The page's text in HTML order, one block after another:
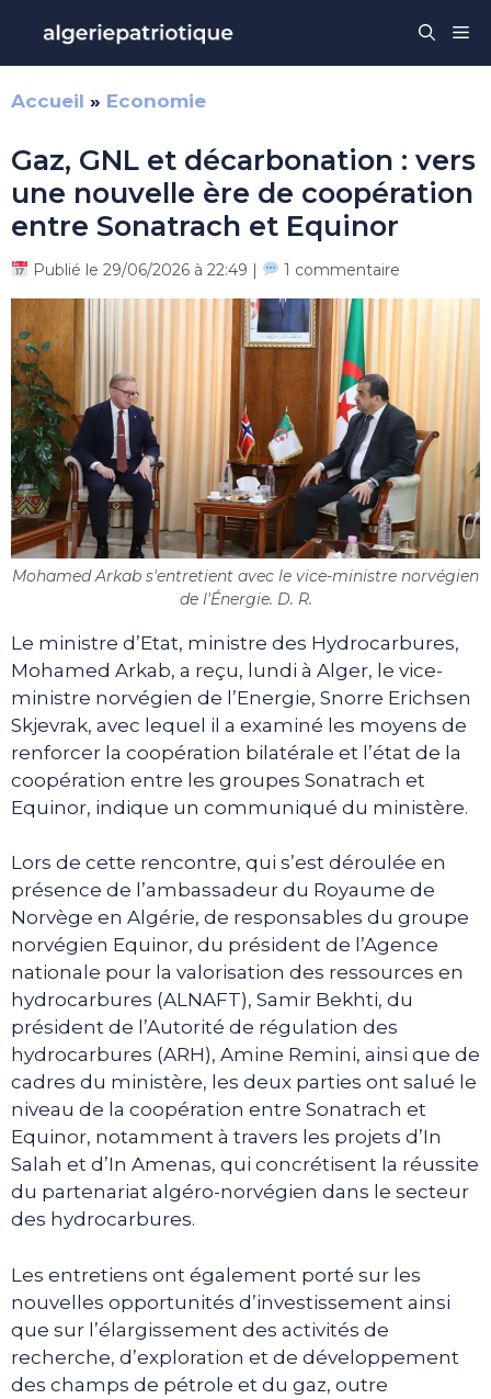
contenu
Accueil » Economie
Gaz, GNL et décarbonation : vers
une nouvelle ère de coopération
entre Sonatrach et Equinor
Publié le 29/06/2026 à 22:49 | 1 commentaire
Mohamed Arkab s'entretient avec le vice-ministre norvégien
de l'Énergie. D. R.
Le ministre d’Etat, ministre des Hydrocarbures,
Mohamed Arkab, a reçu, lundi à Alger, le vice-
ministre norvégien de l’Energie, Snorre Erichsen
Skjevrak, avec lequel il a examiné les moyens de
renforcer la coopération bilatérale et l’état de la
coopération entre les groupes Sonatrach et
Equinor, indique un communiqué du ministère.
Lors de cette rencontre, qui s’est déroulée en
présence de l’ambassadeur du Royaume de
Norvège en Algérie, de responsables du groupe
norvégien Equinor, du président de l’Agence
nationale pour la valorisation des ressources en
hydrocarbures (ALNAFT), Samir Bekhti, du
président de l’Autorité de régulation des
hydrocarbures (ARH), Amine Remini, ainsi que de
cadres du ministère, les deux parties ont salué le
niveau de la coopération entre Sonatrach et
Equinor, notamment à travers les projets d’In
Salah et d’In Amenas, qui concrétisent la réussite
du partenariat algéro-norvégien dans le secteur
des hydrocarbures.
Les entretiens ont également porté sur les
nouvelles opportunités d’investissement ainsi
que sur l’élargissement des activités de
recherche, d’exploration et de développement
des champs de pétrole et du gaz, outre